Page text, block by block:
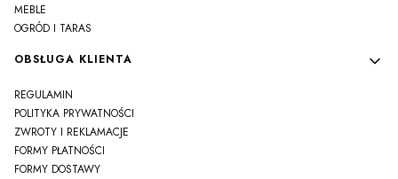
MEBLE
OGRÓD I TARAS
OBSŁUGA KLIENTA
REGULAMIN
POLITYKA PRYWATNOŚCI
ZWROTY I REKLAMACJE
FORMY PŁATNOŚCI
FORMY DOSTAWY